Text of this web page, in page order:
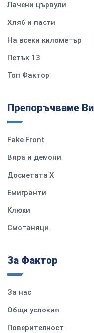
Лачени цървули
Хляб и пасти
На всеки километър
Петък 13
Топ Фактор
Препоръчваме Ви
Fake Front
Вяра и демони
Досиетата Х
Емигранти
Клюки
Смотаняци
За Фактор
За нас
Общи условия
Поверителност